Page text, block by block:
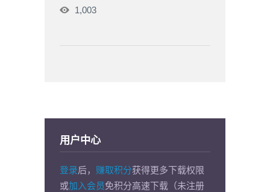
1,003
用户中心
登录后， 赚取积分获得更多下载权限
或加入会员免积分高速下载（未注册